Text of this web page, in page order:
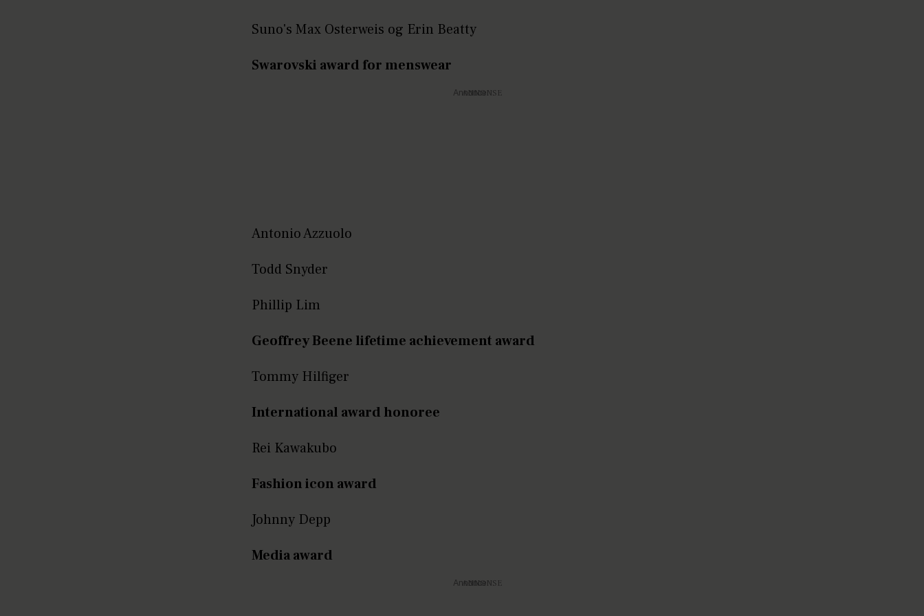
Suno's Max Osterweis og Erin Beatty
Swarovski award for menswear
Annonce
Antonio Azzuolo
Todd Snyder
Phillip Lim
Geoffrey Beene lifetime achievement award
Tommy Hilfiger
International award honoree
Rei Kawakubo
Fashion icon award
Johnny Depp
Media award
Annonce